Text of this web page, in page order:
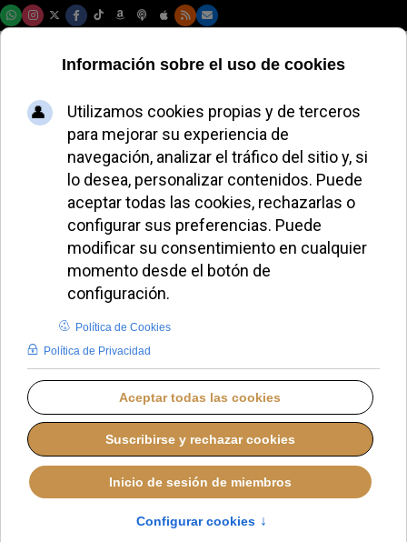
El Año Jubilar de la
Esperanza concluye
en la Diócesis de
Salamanca
ALMUDENA RODRIGO
DIÓCESIS DE SALAMANCA
MIÉRCOLES, 24 DICIEMBRE 2025 14:00